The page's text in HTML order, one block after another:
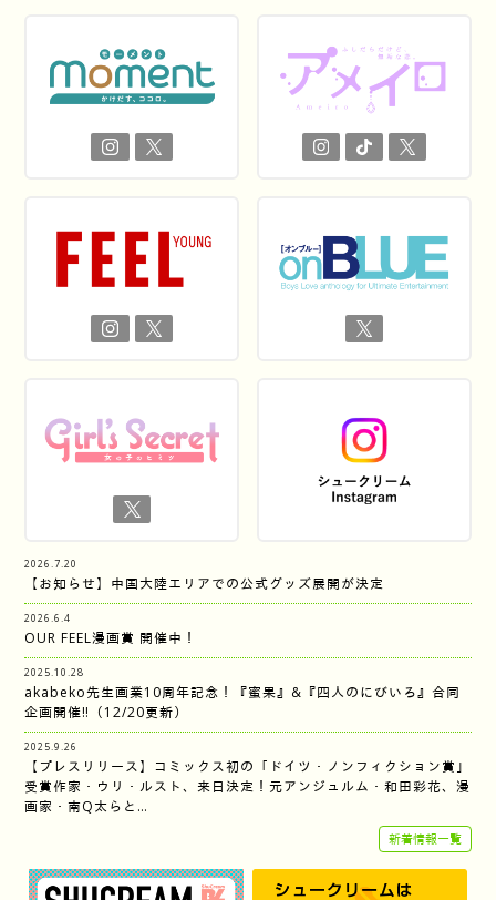
2026.7.20
【お知らせ】中国大陸エリアでの公式グッズ展開が決定
2026.6.4
OUR FEEL漫画賞 開催中！
2025.10.28
akabeko先生画業10周年記念！『蜜果』&『四人のにびいろ』合同
企画開催‼︎（12/20更新）
2025.9.26
【プレスリリース】コミックス初の「ドイツ・ノンフィクション賞」
受賞作家・ウリ・ルスト、来日決定！元アンジュルム・和田彩花、漫
画家・南Q太らと…
新着情報一覧